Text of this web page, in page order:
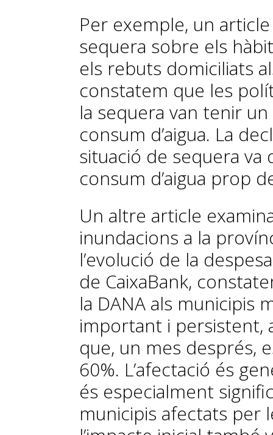
Per exemple, un
sequera so­­bre els
els rebuts domiciliats
constatem que les
la sequera van tenir
consum d’aigua. La
situació de sequera
consum d’aigua prop
Un altre article
inundacions a la
l’evolució de la
de CaixaBank,
la DANA als municipis
important i persistent,
que, un mes després,
60%. L’afectació és
és es­­pecialment
municipis afectats per